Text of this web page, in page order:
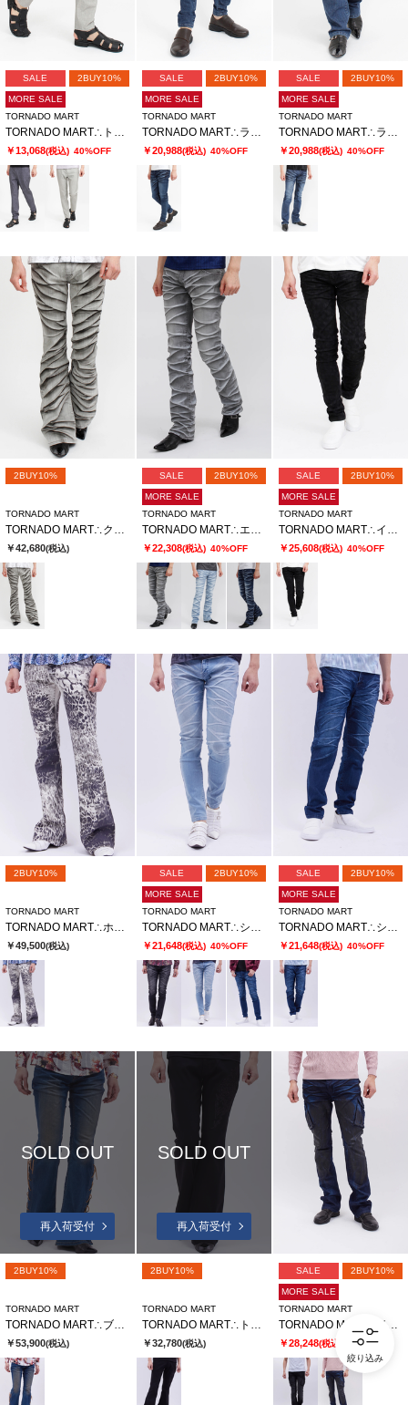
SALE 2BUY10%
MORE SALE
TORNADO MART
￥13,068(税込) 40%OFF
SALE 2BUY10%
MORE SALE
TORNADO MART
￥20,988(税込) 40%OFF
SALE 2BUY10%
MORE SALE
TORNADO MART
￥20,988(税込) 40%OFF
2BUY10%
TORNADO MART
TORNADO MART∴クロスエッジベルボトム
￥42,680(税込)
SALE 2BUY10%
MORE SALE
TORNADO MART
TORNADO MART∴エッジストロークシューカットデニム
￥22,308(税込) 40%OFF
SALE 2BUY10%
MORE SALE
TORNADO MART
TORNADO MART∴インバージョンレオパードスキニーデニム
￥25,608(税込) 40%OFF
2BUY10%
TORNADO MART
TORNADO MART∴ホワイトジャガーベルボトム
￥49,500(税込)
SALE 2BUY10%
MORE SALE
TORNADO MART
TORNADO MART∴シャープリンクルスキニーデニム
￥21,648(税込) 40%OFF
SALE 2BUY10%
MORE SALE
TORNADO MART
TORNADO MART∴シャープリンクルテーパードデニム
￥21,648(税込) 40%OFF
SOLD OUT
再入荷受付
2BUY10%
TORNADO MART
TORNADO MART∴ブルーヴィンテージレースアップべルボトム
￥53,900(税込)
SOLD OUT
再入荷受付
2BUY10%
TORNADO MART
TORNADO MART∴トライバルエンブロイダリーベルボトム
￥32,780(税込)
SALE 2BUY10%
MORE SALE
TORNADO MART
TORNADO MART∴イーグルアイカーゴデニム
￥28,248(税込)
40%OFF
絞り込み